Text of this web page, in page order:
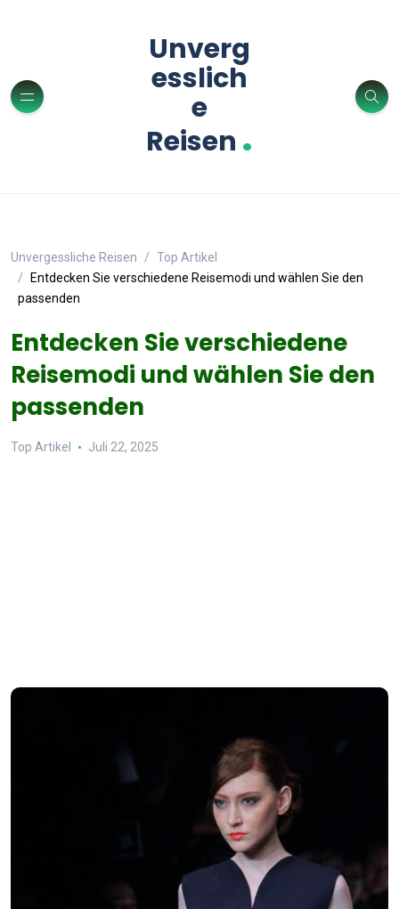
Unverg
esslich
e
Reisen .
Unvergessliche Reisen
Top Artikel
Entdecken Sie verschiedene Reisemodi und wählen Sie den
passenden
Entdecken Sie verschiedene
Reisemodi und wählen Sie den
passenden
Top Artikel Juli 22, 2025